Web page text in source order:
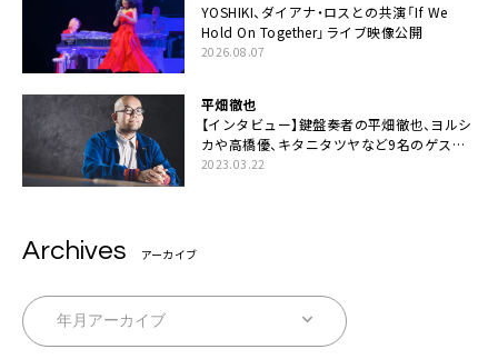
YOSHIKI、ダイアナ・ロスとの共演「If We
Hold On Together」ライブ映像公開
2026.08.07
平畑徹也
【インタビュー】鍵盤奏者の平畑徹也、ヨルシ
カや高橋優、キタニタツヤなど9名のゲスト
を迎えた初アルバムに音楽人生の総括「自分
2023.03.22
Archives アーカイブ